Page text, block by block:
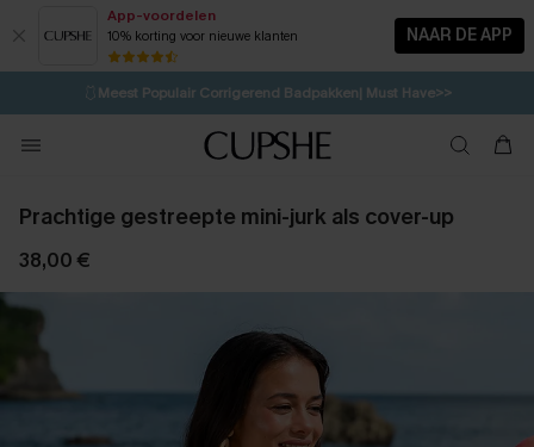
App-voordelen
10% korting voor nieuwe klanten NAAR DE APP
⚡️LAATSTE KANS | Tot 50% korting>>
🩱Meest Populair Corrigerend Badpakken| Must Have>>
💌Abonneer je & ontvang tot 15% korting>>
Koop 3, krijg 15% korting | CODE: SW15
Prachtige gestreepte mini-jurk als cover-up
38,00 €